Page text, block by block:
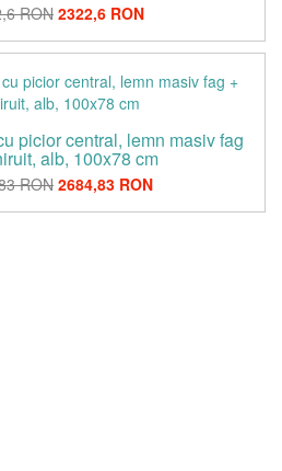
RON 2322,6 RON
picior central, lemn masiv fag
alb, 100x78 cm
RON2684,83 RON